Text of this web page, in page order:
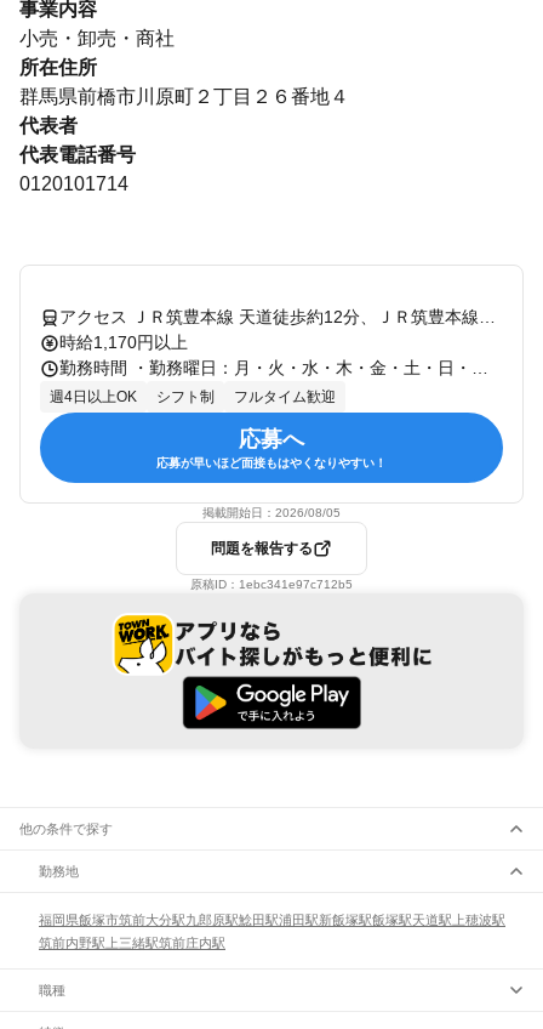
事業内容
小売・卸売・商社
所在住所
群馬県前橋市川原町２丁目２６番地４
代表者
代表電話番号
0120101714
時給1,170円以上
週4日以上OK シフト制 フルタイム歓迎
応募へ
応募が早いほど面接もはやくなりやすい！
掲載開始日： 2026/08/05
問題を報告する
原稿ID： 1ebc341e97c712b5
他の条件で探す
勤務地
福岡県飯塚市筑前大分駅九郎原駅鯰田駅浦田駅新飯塚駅飯塚駅天道駅 上穂波駅
筑前内野駅 上三緒駅筑前庄内駅
職種